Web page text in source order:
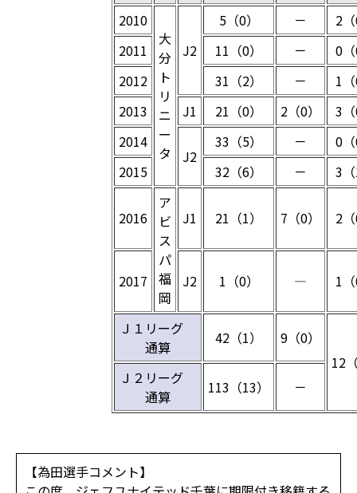
2010
大
分
ト
リ
ニ
ー
タ
J2
5（0） －
2
2011
11（0） －
0
2012
31（2） －
1
2013
J1 21（0） 2（0）
3
2014
J2
33（5） －
0
2015
32（6） － 3
2016
ア
ビ
ス
パ
福
岡
J1 21（1） 7（0） 2
2017 J2 1（0） ― 1
Ｊ１リーグ
通算
42（1）
9（0）
12
Ｊ２リーグ
通算
113（13） －
【為田選手コメント】